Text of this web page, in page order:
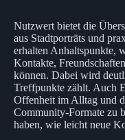
Nutzwert bietet die
aus Stadtporträts und
erhalten Anhaltspunkte,
Kontakte,
können. Dabei wird
Treffpunkte zählt. Auch
Offenheit im Alltag und
Community-Formate zu
haben, wie leicht neue